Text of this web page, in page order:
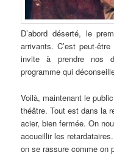
D’abord déserté, le
arrivants. C’est peut-
invite à prendre nos
programme qui
Voilà, maintenant le
théâtre. Tout est dans la
acier, bien fermée. On
accueillir les
on se rassure comme on